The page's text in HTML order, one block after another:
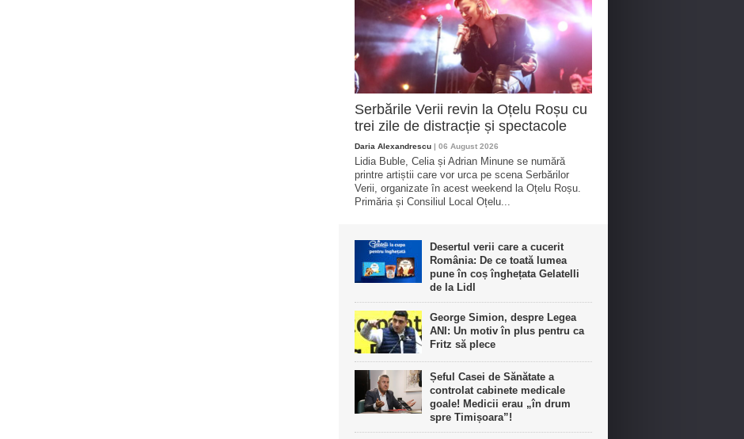
Serbările Verii revin la Oțelu Roșu cu
trei zile de distracție și spectacole
Daria Alexandrescu | 06 August 2026
Lidia Buble, Celia și Adrian Minune se numără
printre artiștii care vor urca pe scena Serbărilor
Verii, organizate în acest weekend la Oțelu Roșu.
Primăria și Consiliul Local Oțelu...
Desertul verii care a cucerit
România: De ce toată lumea
pune în coș înghețata Gelatelli
de la Lidl
George Simion, despre Legea
ANI: Un motiv în plus pentru ca
Fritz să plece
Șeful Casei de Sănătate a
controlat cabinete medicale
goale! Medicii erau „în drum
spre Timișoara”!